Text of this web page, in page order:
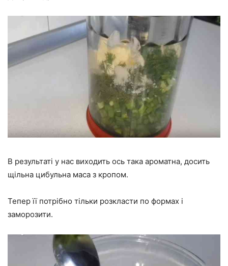
В результаті у нас виходить ось така ароматна, досить
щільна цибульна маса з кропом.
Тепер її потрібно тільки розкласти по формах і
заморозити.